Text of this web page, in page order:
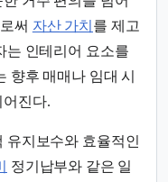
써 자산 가치 를 제고
는 인테리어 요소를
향후 매매나 임대 시
진다.
유지보수와 효율적인
정기납부와 같은 일